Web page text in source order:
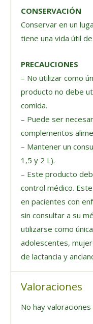
CONSERVACIÓN
Conservar en un
tiene una vida útil
PRECAUCIONES
– No utilizar como
producto no debe
comida.
– Puede ser
complementos
– Mantener un
1,5 y 2 L).
– Este producto
control médico.
en pacientes con
sin consultar a su
utilizarse como
adolescentes,
de lactancia y
Valoraciones
No hay valoraciones